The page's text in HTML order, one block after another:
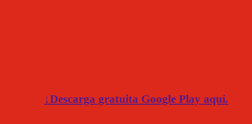
↓Descarga gratuita Google Play aquí.